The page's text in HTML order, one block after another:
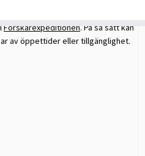
Forskarexpeditionen. På så sätt kan
av öppettider eller tillgänglighet.